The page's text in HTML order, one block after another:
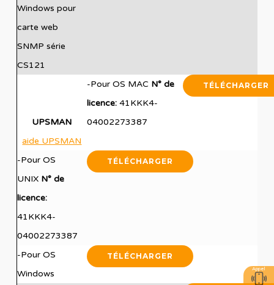
Windows pour
carte web
SNMP série
CS121
UPSMAN
aide UPSMAN
-Pour OS MAC N° de
licence:41KKK4-
04002273387
TÉLÉCHARGER
-Pour OS
UNIXN° de
licence:
41KKK4-
04002273387
TÉLÉCHARGER
-Pour OS
Windows
TÉLÉCHARGER
Appel